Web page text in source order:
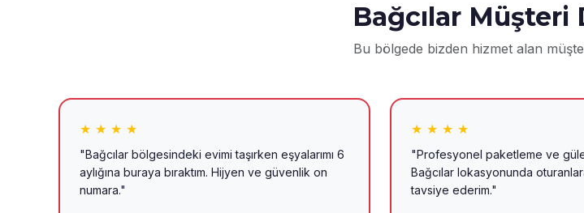
Bağcılar
Bu bölgede bizden hizmet alan
★ ★ ★ ★
"Bağcılar bölgesindeki evimi taşırken eşyalarımı 6
aylığına buraya bıraktım. Hijyen ve güvenlik on
numara."
★ ★ ★ ★
"Profesyonel paketleme ve
Bağcılar lokasyonunda
tavsiye ederim."